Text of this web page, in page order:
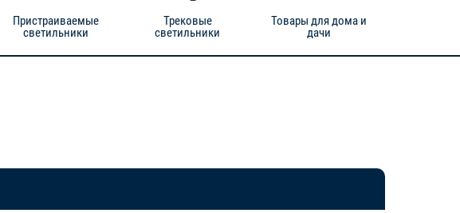
Пристраиваемые
светильники
Трековые
светильники
Товары для дома и
дачи